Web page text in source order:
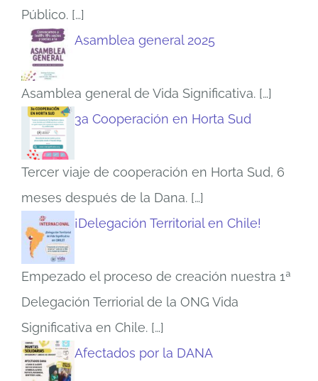
Público. […]
Asamblea general 2025
Asamblea general de Vida Significativa. […]
3a Cooperación en Horta Sud
Tercer viaje de cooperación en Horta Sud, 6
meses después de la Dana. […]
¡Delegación Territorial en Chile!
Empezado el proceso de creación nuestra 1ª
Delegación Terriorial de la ONG Vida
Significativa en Chile. […]
Afectados por la DANA